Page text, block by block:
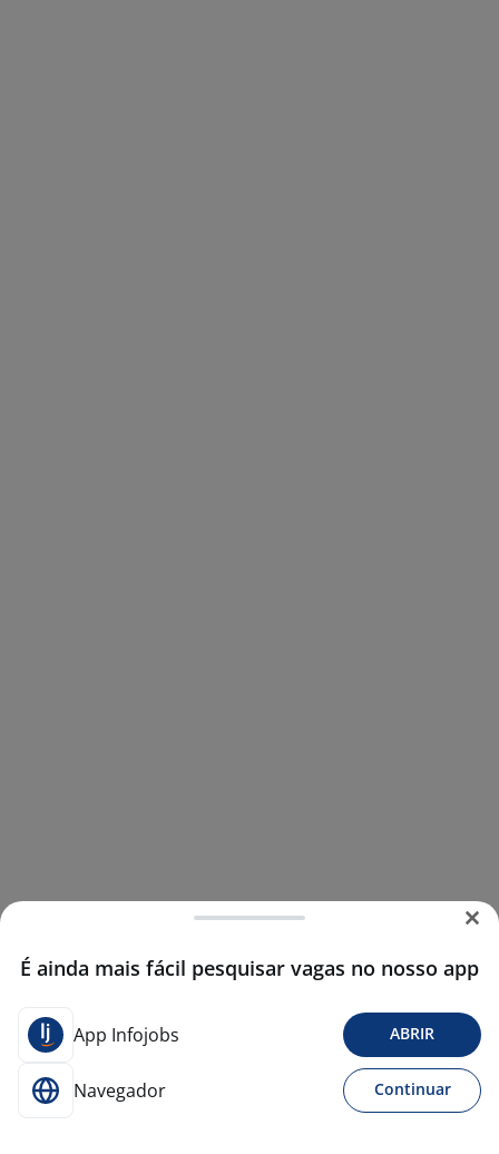
É ainda mais fácil pesquisar vagas no nosso app
App Infojobs ABRIR
Navegador Continuar